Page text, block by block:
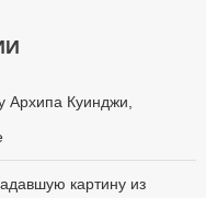
Архипа Куинджи,
картину из